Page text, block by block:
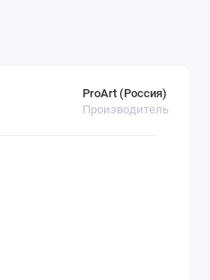
ProArt (Россия)
Производитель